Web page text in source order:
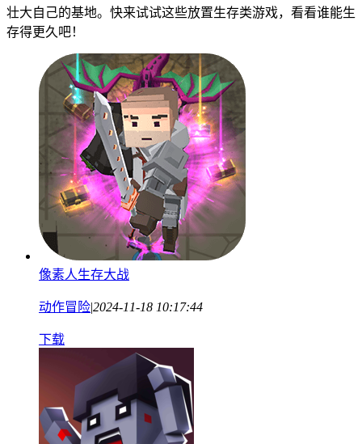
壮大自己的基地。快来试试这些放置生存类游戏，看看谁能生
存得更久吧！
像素人生存大战
动作冒险|2024-11-18 10:17:44
下载